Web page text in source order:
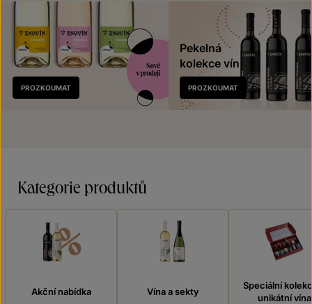
Nově
v prodeji
PROZKOUMAT
Pekelná
kolekce vín
PROZKOUMAT
Kategorie produktů
Akční nabídka Vína a sekty
Speciální
unikátní vína